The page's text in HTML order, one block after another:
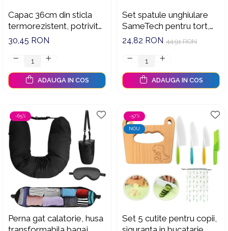
Capac 36cm din sticla
termorezistent, potrivit
pentru cratita, tigaie
30,45 RON
ADAUGA IN COS
Set spatule unghiulare
SameTech pentru tort,
inox, 15/20/25 cm,
44,91 RON
24,82 RON
ADAUGA IN COS
-65%
Perna gat calatorie, husa
-57%
NOU
Set 5 cutite pentru copii,